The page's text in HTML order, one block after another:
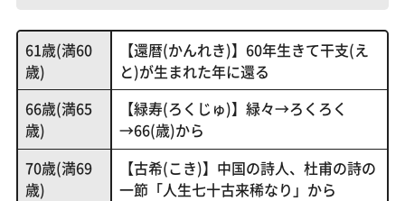
61歳(満60
歳)
【還暦(かんれき)】60年生きて干支(え
と)が生まれた年に還る
66歳(満65
歳)
【緑寿(ろくじゅ)】緑々→ろくろく
→66(歳)から
70歳(満69
歳)
【古希(こき)】中国の詩人、杜甫の詩の
一節「人生七十古来稀なり」から